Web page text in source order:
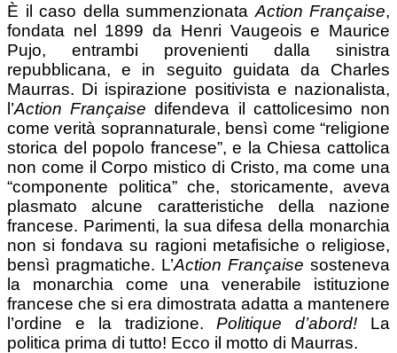
È il caso della summenzionata Action Française,
fondata nel 1899 da Henri Vaugeois e Maurice
Pujo, entrambi provenienti dalla sinistra
repubblicana, e in seguito guidata da Charles
Maurras. Di ispirazione positivista e nazionalista,
l’Action Française difendeva il cattolicesimo non
come verità soprannaturale, bensì come “religione
storica del popolo francese”, e la Chiesa cattolica
non come il Corpo mistico di Cristo, ma come una
“componente politica” che, storicamente, aveva
plasmato alcune caratteristiche della nazione
francese. Parimenti, la sua difesa della monarchia
non si fondava su ragioni metafisiche o religiose,
bensì pragmatiche. L’Action Française sosteneva
la monarchia come una venerabile istituzione
francese che si era dimostrata adatta a mantenere
l’ordine e la tradizione.Politique d’abord! La
politica prima di tutto! Ecco il motto di Maurras.